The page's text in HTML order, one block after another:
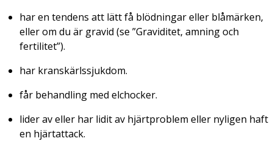
har en tendens att lätt få blödningar eller blåmärken,
eller om du är gravid (se ”Graviditet, amning och
fertilitet”).
har kranskärlssjukdom.
får behandling med elchocker.
lider av eller har lidit av hjärtproblem eller nyligen haft
en hjärtattack.